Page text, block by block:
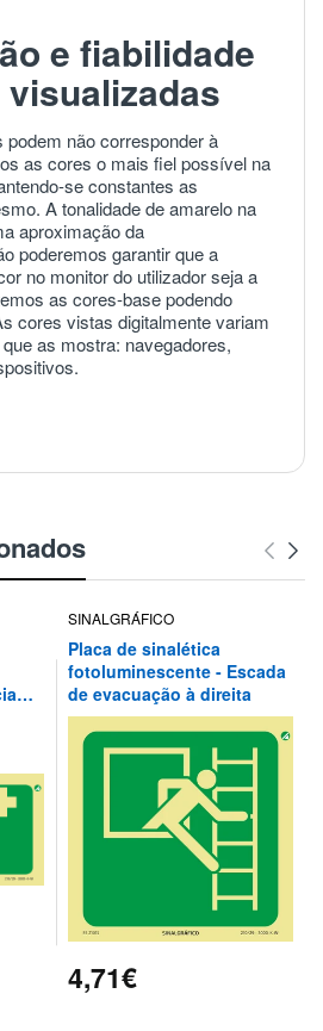
e fiabilidade
não corresponder à
as cores o mais fiel possível na
se constantes as
A tonalidade de amarelo na
aproximação da
poderemos garantir que a
no monitor do utilizador seja a
as cores-base podendo
cores vistas digitalmente variam
as mostra: navegadores,
SINALGRÁFICO
Placa de sinalética
fotoluminescente - Escada
de evacuação à direita
4,71€